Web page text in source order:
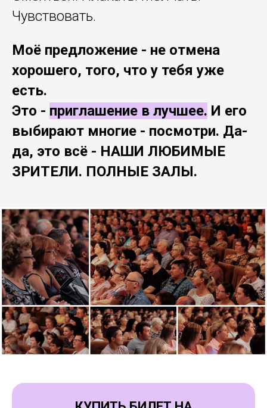
Чувствовать.
Моё предложение - не отмена
хорошего, того, что у тебя уже
есть.
Это - приглашение в лучшее. И его
выбирают многие - посмотри. Да-
да, это всё - НАШИ ЛЮБИМЫЕ
ЗРИТЕЛИ. ПОЛНЫЕ ЗАЛЫ.